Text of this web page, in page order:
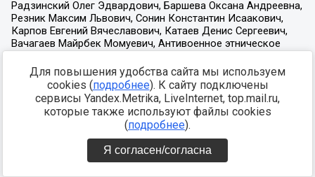
Для повышения удобства сайта мы используем
cookies (подробнее). К сайту подключены
сервисы Yandex.Metrika, LiveInternet, top.mail.ru,
которые также используют файлы cookies
(подробнее).
Я согласен/согласна